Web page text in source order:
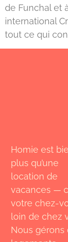
de Funchal et
international
tout ce qui
Homie est
plus qu’une
location de
vacances —
votre chez-
loin de chez
Nous gérons